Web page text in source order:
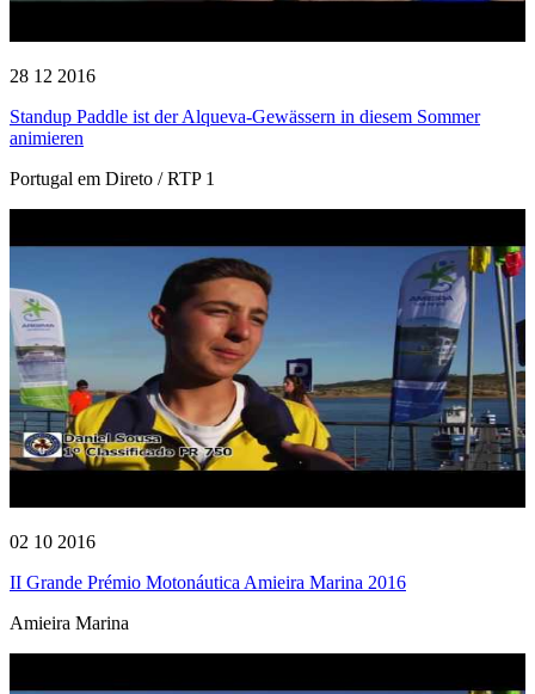
28 12 2016
Standup Paddle ist der Alqueva-Gewässern in diesem Sommer
animieren
Portugal em Direto / RTP 1
02 10 2016
II Grande Prémio Motonáutica Amieira Marina 2016
Amieira Marina